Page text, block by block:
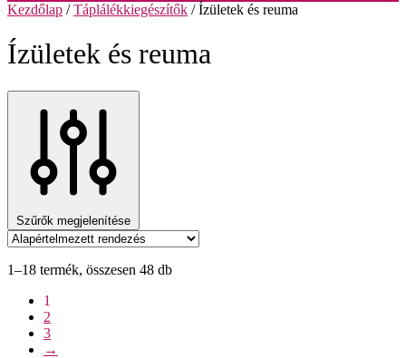
Kezdőlap /Táplálékkiegészítők /Ízületek és reuma
Ízületek és reuma
Szűrők megjelenítése
1–18 termék, összesen 48 db
1
2
3
→